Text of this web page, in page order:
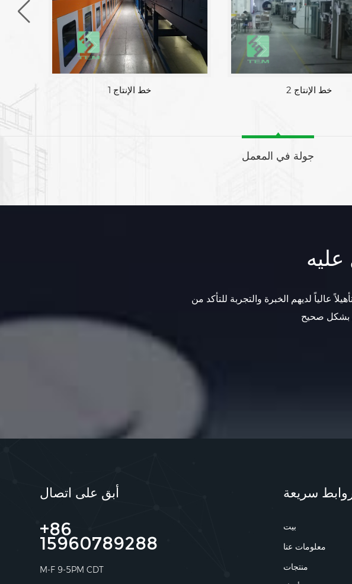
خط الإنتاج 1 خط الإنتاج 2
جولة في المعمل
عالياً لديهم الخبرة والتجربة للتأكد من
أبق على اتصال
+86
15960789288
M-F 9-5PM CDT
سريعة
بيت
معلومات عنا
منتجات